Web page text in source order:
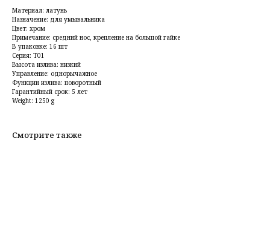
Материал: латунь
Назначение: для умывальника
Цвет: хром
Примечание: средний нос, крепление на большой гайке
В упаковке: 16 шт
Серия: T01
Высота излива: низкий
Управление: однорычажное
Функции излива: поворотный
Гарантийный срок: 5 лет
Weight: 1250 g
Смотрите также